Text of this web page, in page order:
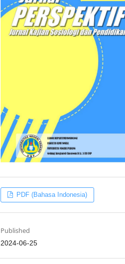
PDF (Bahasa Indonesia)
Published
2024-06-25